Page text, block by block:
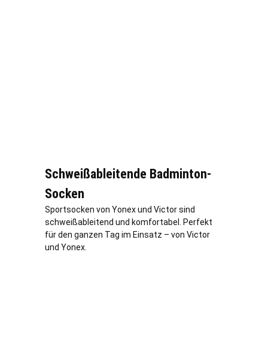
Schweißableitende Badminton-
Socken
Sportsocken von Yonex und Victor sind
schweißableitend und komfortabel. Perfekt
für den ganzen Tag im Einsatz – von Victor
und Yonex.